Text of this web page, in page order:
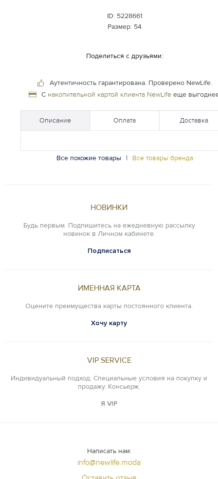
ID: 5228661
Размер: 54
Поделиться с друзьями:
Аутентичность гарантирована. Проверено NewLife.
С накопительной картой клиента NewLifeеще
Описание Оплата Доставка
Все похожие товары | Все товары бренда
НОВИНКИ
Будь первым. Подпишитесь на ежедневную рассылку
новинок в Личном кабинете.
Подписаться
ИМЕННАЯ КАРТА
Оцените преимущества карты постоянного клиента.
Хочу карту
VIP SERVICE
Индивидуальный подход. Специальные условия на покупку и
продажу. Консьерж.
Я VIP
Написать нам:
info@newlife.moda